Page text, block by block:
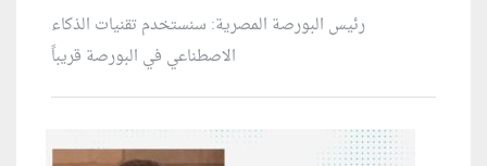
رئيس البورصة المصرية: سنستخدم تقنيات الذكاء
الاصطناعي في البورصة قريباً